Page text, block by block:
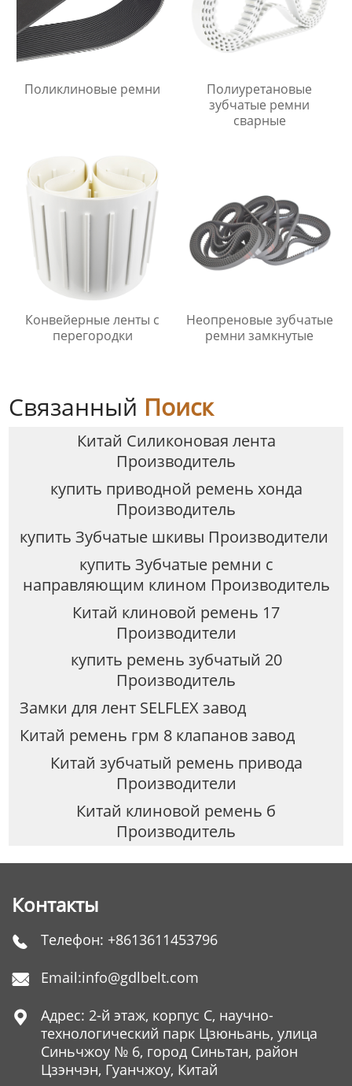
Поликлиновые ремни
Полиуретановые
зубчатые ремни
сварные
Конвейерные ленты с
перегородки
Неопреновые зубчатые
ремни замкнутые
Связанный Поиск
Китай Силиконовая лента
Производитель
купить приводной ремень хонда
Производитель
купить Зубчатые шкивы Производители
купить Зубчатые ремни с
направляющим клином Производитель
Китай клиновой ремень 17
Производители
купить ремень зубчатый 20
Производитель
Замки для лент SELFLEX завод
Китай ремень грм 8 клапанов завод
Китай зубчатый ремень привода
Производители
Китай клиновой ремень б
Производитель
Контакты
 Телефон: +8613611453796
 Email:info@gdlbelt.com

Адрес: 2-й этаж, корпус C, научно-
технологический парк Цзюньань, улица
Синьчжоу № 6, город Синьтан, район
Цзэнчэн, Гуанчжоу, Китай